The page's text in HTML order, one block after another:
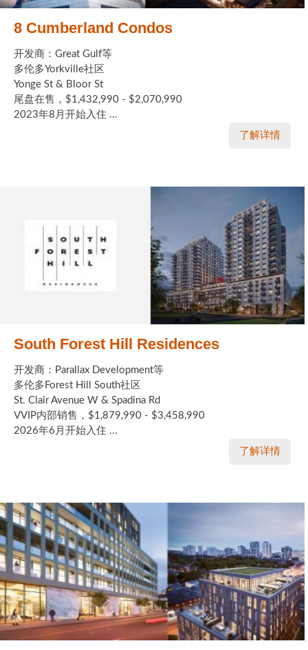
8 Cumberland Condos
开发商：Great Gulf等
多伦多Yorkville社区
Yonge St & Bloor St
尾盘在售，$1,432,990 - $2,070,990
2023年8月开始入住 ...
了解详情
South Forest Hill Residences
开发商：Parallax Development等
多伦多Forest Hill South社区
St. Clair Avenue W & Spadina Rd
VVIP内部销售，$1,879,990 - $3,458,990
2026年6月开始入住 ...
了解详情